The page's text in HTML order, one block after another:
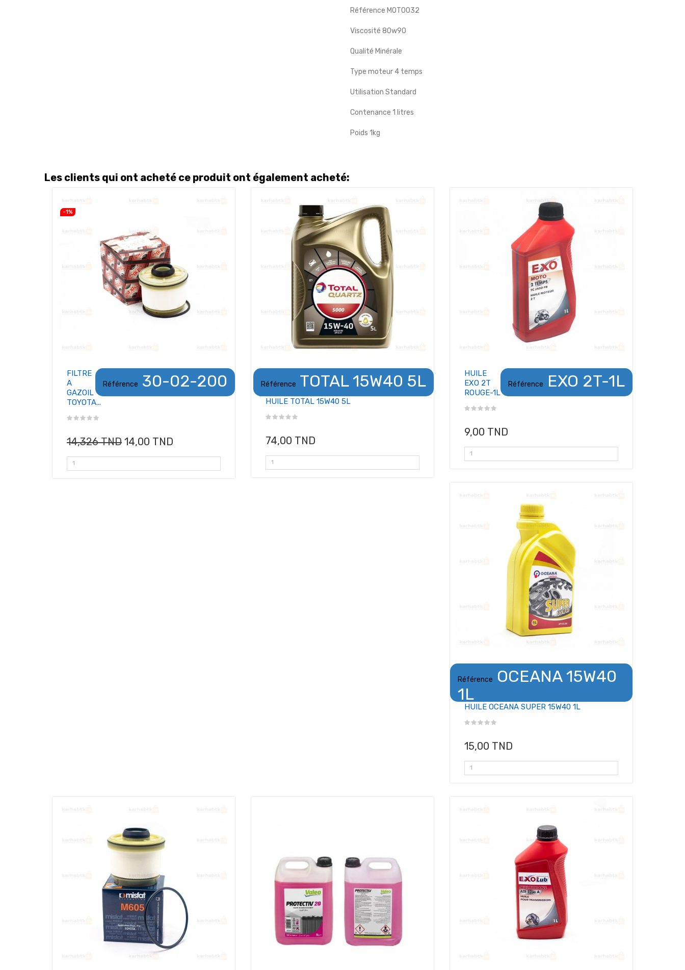
Référence MOT0032
Viscosité 80w90
Qualité Minérale
Type moteur 4 temps
Utilisation Standard
Contenance 1 litres
Poids 1kg
Les clients qui ont acheté ce produit ont également acheté:
-1%
Référence 30-02-200
FILTRE
A
GAZOIL
TOYOTA...
14,326 TND 14,00 TND
Référence TOTAL 15W40 5L
HUILE TOTAL 15W40 5L
74,00 TND
Référence EXO 2T-1L
HUILE
EXO 2T
ROUGE-1L
9,00 TND
Référence
OCEANA 15W40
1L
HUILE OCEANA SUPER 15W40 1L
15,00 TND